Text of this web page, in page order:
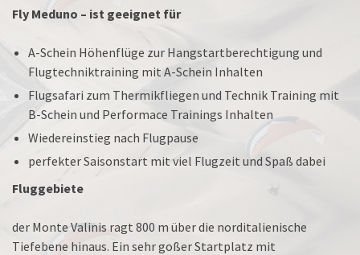
Fly Meduno – ist geeignet für
A-Schein Höhenflüge zur Hangstartberechtigung und
Flugtechniktraining mit A-Schein Inhalten
Flugsafari zum Thermikfliegen und Technik Training mit
B-Schein und Performace Trainings Inhalten
Wiedereinstieg nach Flugpause
perfekter Saisonstart mit viel Flugzeit und Spaß dabei
Fluggebiete
der Monte Valinis ragt 800 m über die norditalienische
Tiefebene hinaus. Ein sehr goßer Startplatz mit